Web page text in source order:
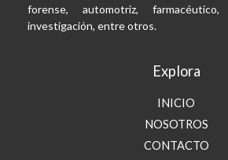
forense, automotriz,
investigación, entre otros.
Explora
INICIO
NOSOTROS
CONTACTO